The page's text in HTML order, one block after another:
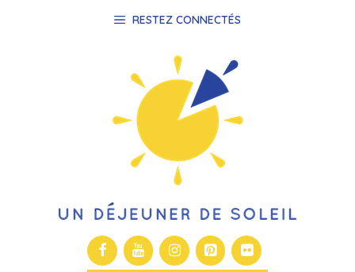
RESTEZ CONNECTÉS